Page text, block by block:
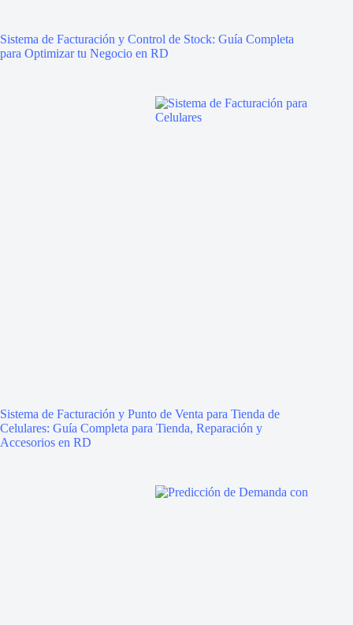
Sistema de Facturación y Control de Stock: Guía Completa
para Optimizar tu Negocio en RD
Sistema de Facturación y Punto de Venta para Tienda de
Celulares: Guía Completa para Tienda, Reparación y
Accesorios en RD